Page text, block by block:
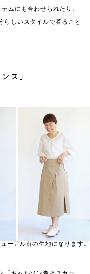
ムにも合わせられたり、
らしいスタイルで着ること
ス」
ーアル前の生地になります。